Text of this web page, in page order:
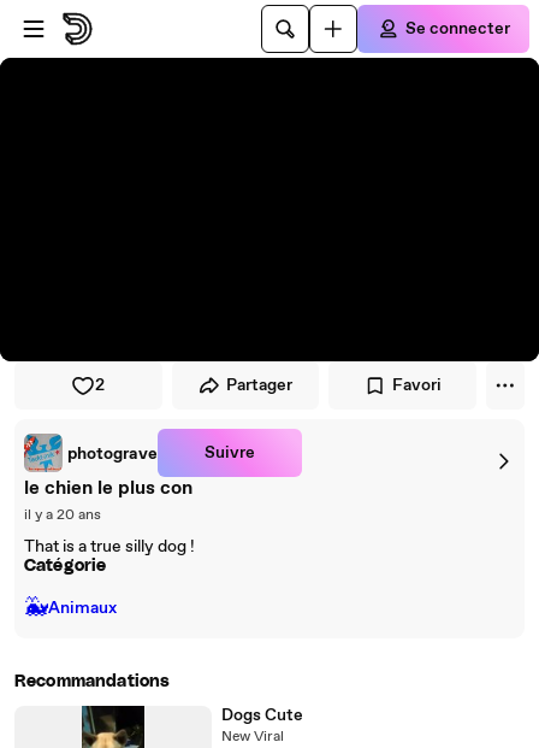
Passer au player
Passer au contenu principal
Se connecter
2 Partager Favori
photograve Suivre
le chien le plus con
il y a 20 ans
That is a true silly dog !
Catégorie
🐳Animaux
Recommandations
Dogs Cute
New Viral